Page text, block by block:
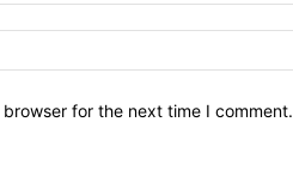
for the next time I comment.